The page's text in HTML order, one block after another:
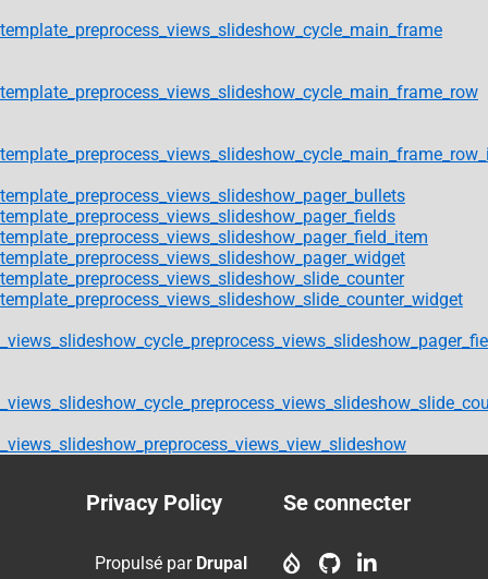
template_preprocess_views_slideshow_cycle_main_frame
template_preprocess_views_slideshow_cycle_main_frame_row
template_preprocess_views_slideshow_pager_bullets
template_preprocess_views_slideshow_pager_fields
template_preprocess_views_slideshow_pager_field_item
template_preprocess_views_slideshow_pager_widget
template_preprocess_views_slideshow_slide_counter
template_preprocess_views_slideshow_slide_counter_widget
_views_slideshow_preprocess_views_view_slideshow
Footer
menu
Privacy Policy
account
Se connecter
Propulsé par Drupal